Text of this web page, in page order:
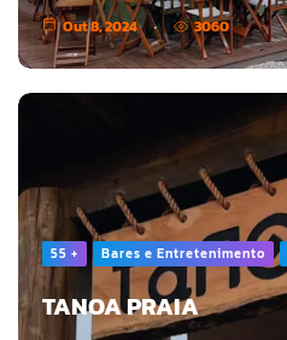
Out 8, 2024 3060
55 + Bares e Entretenimento
TANOA PRAIA